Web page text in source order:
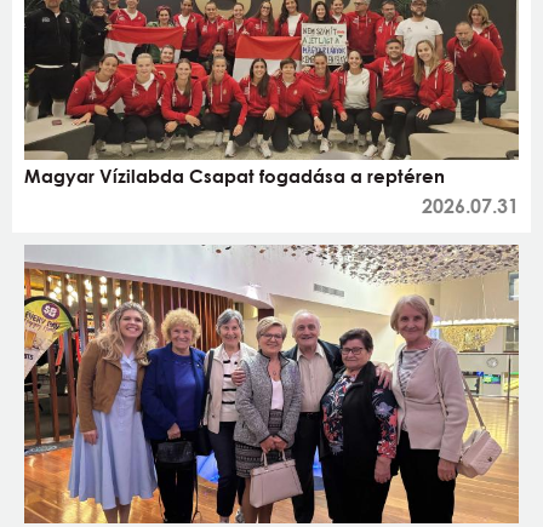
Magyar Vízilabda Csapat fogadása a reptéren
2026.07.31